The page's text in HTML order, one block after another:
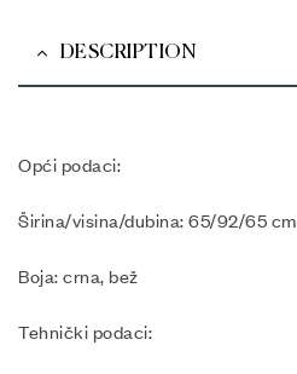
DESCRIPTION
Opći podaci:
Širina/visina/dubina: 65/92/65 cm
Boja: crna, bež
Tehnički podaci: